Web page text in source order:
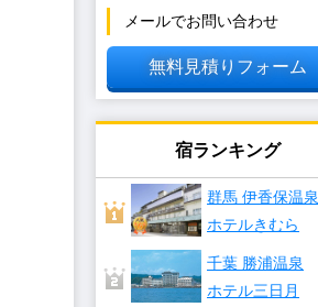
メールでお問い合わせ
無料見積りフォーム
宿ランキング
群馬 伊香保温泉
ホテルきむら
千葉 勝浦温泉
ホテル三日月